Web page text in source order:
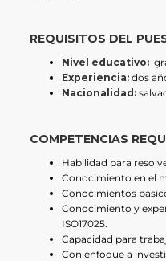
REQUISITOS DEL
Nivel educativo:
Experiencia: dos
Nacionalidad:
COMPETENCIAS
Habilidad para
Conocimiento en el
Conocimientos
Conocimiento y
ISO17025.
Capacidad para
Con enfoque a